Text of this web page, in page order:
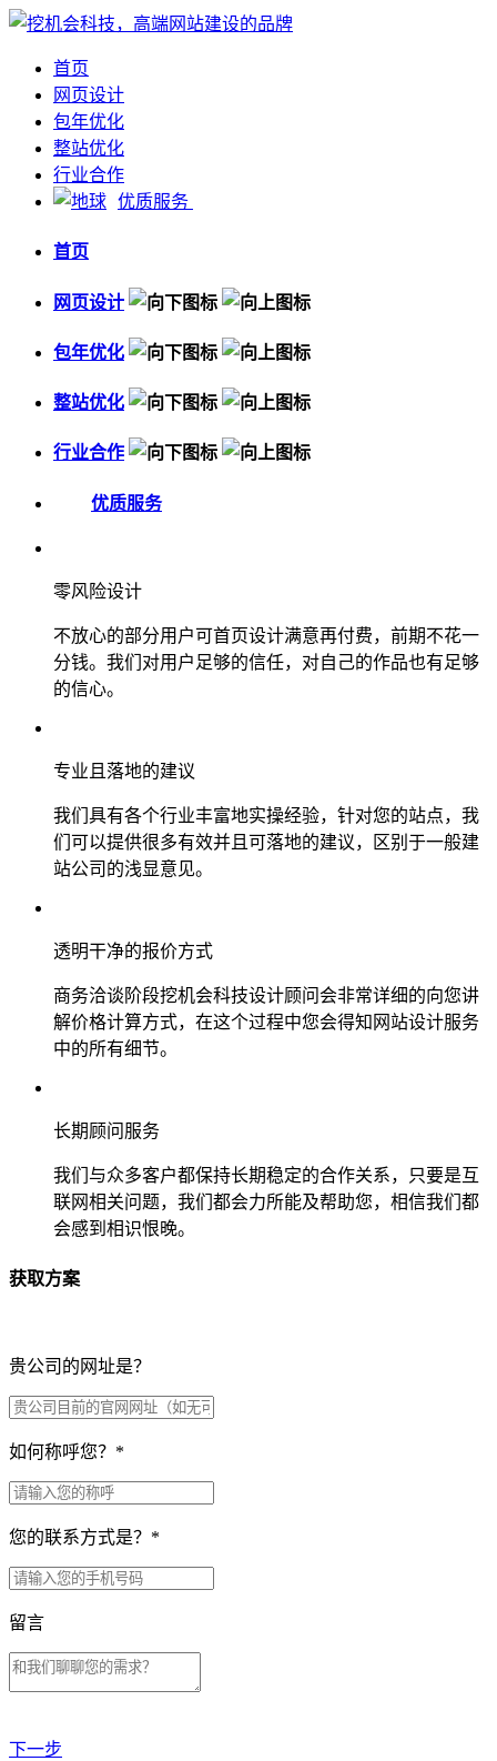
首页
网页设计
包年优化
整站优化
行业合作
优质服务
首页
网页设计
包年优化
整站优化
行业合作
优质服务
零风险设计
不放心的部分用户可首页设计满意再付费，前期不花一
分钱。我们对用户足够的信任，对自己的作品也有足够
的信心。
专业且落地的建议
我们具有各个行业丰富地实操经验，针对您的站点，我
们可以提供很多有效并且可落地的建议，区别于一般建
站公司的浅显意见。
透明干净的报价方式
商务洽谈阶段挖机会科技设计顾问会非常详细的向您讲
解价格计算方式，在这个过程中您会得知网站设计服务
中的所有细节。
长期顾问服务
我们与众多客户都保持长期稳定的合作关系，只要是互
联网相关问题，我们都会力所能及帮助您，相信我们都
会感到相识恨晚。
获取方案
贵公司的网址是？
如何称呼您？ *
您的联系方式是？ *
留言
下一步